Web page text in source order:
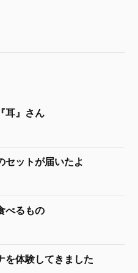
耳』さん
セットが届いたよ
べるもの
を体験してきました